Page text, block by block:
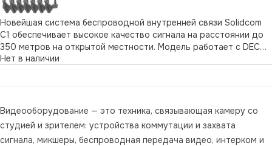
Новейшая система беспроводной внутренней связи Solidcom
C1 обеспечивает высокое качество сигнала на расстоянии до
350 метров на открытой местности. Модель работает с DECT
6.0 на частоте 1.9Гц с технологией эхоподавления AEC.
Нет в наличии
Видеооборудование — это техника, связывающая камеру со
студией и зрителем: устройства коммутации и захвата
сигнала, микшеры, беспроводная передача видео, интерком и